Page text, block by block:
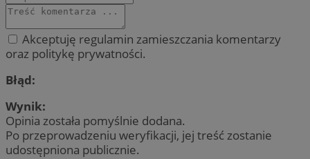
Akceptuję regulamin zamieszczania komentarzy
oraz politykę prywatności.
Błąd:
Wynik:
Opinia została pomyślnie dodana.
Po przeprowadzeniu weryfikacji, jej treść zostanie
udostępniona publicznie.